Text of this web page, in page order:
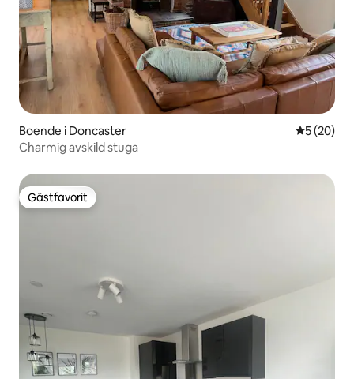
Boende i Doncaster 5 av 5 i
5 (20)
Charmig avskild stuga
Gästfavorit
Gästfavorit